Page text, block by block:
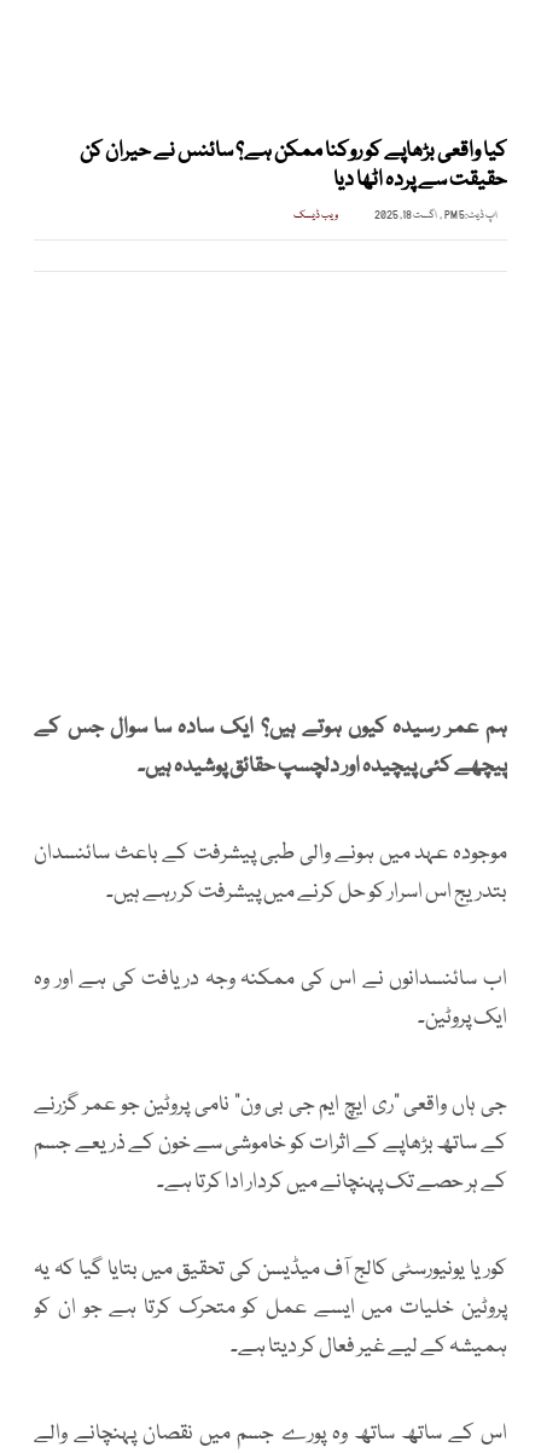
کیا واقعی بڑھاپے کو روکنا ممکن ہے؟ سائنس نے حیران کن
حقیقت سے پردہ اٹھا دیا
اپ ڈیٹ:5 PM , اگست 18, 2025 ویب ڈیسک
ہم عمر رسیدہ کیوں ہوتے ہیں؟ ایک سادہ سا سوال جس کے
پیچھے کئی پیچیدہ اور دلچسپ حقائق پوشیدہ ہیں۔
موجودہ عہد میں ہونے والی طبی پیشرفت کے باعث سائنسدان
بتدریج اس اسرار کو حل کرنے میں پیشرفت کر رہے ہیں۔
اب سائنسدانوں نے اس کی ممکنہ وجہ دریافت کی ہے اور وہ
ایک پروٹین۔
جی ہاں واقعی "ری ایچ ایم جی بی ون" نامی پروٹین جو عمر گزرنے
کے ساتھ بڑھاپے کے اثرات کو خاموشی سے خون کے ذریعے جسم
کے ہر حصے تک پہنچانے میں کردار ادا کرتا ہے۔
کوریا یونیورسٹی کالج آف میڈیسن کی تحقیق میں بتایا گیا کہ یہ
پروٹین خلیات میں ایسے عمل کو متحرک کرتا ہے جو ان کو
ہمیشہ کے لیے غیر فعال کر دیتا ہے۔
اس کے ساتھ ساتھ وہ پورے جسم میں نقصان پہنچانے والے